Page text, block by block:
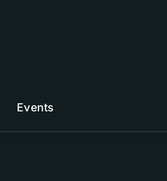
Events